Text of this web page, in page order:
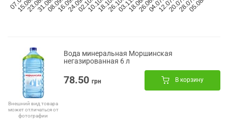
Внешний вид товара
может отличаться от
фотографии
Вода минеральная Моршинская
негазированная 6 л
78.50 грн В корзину